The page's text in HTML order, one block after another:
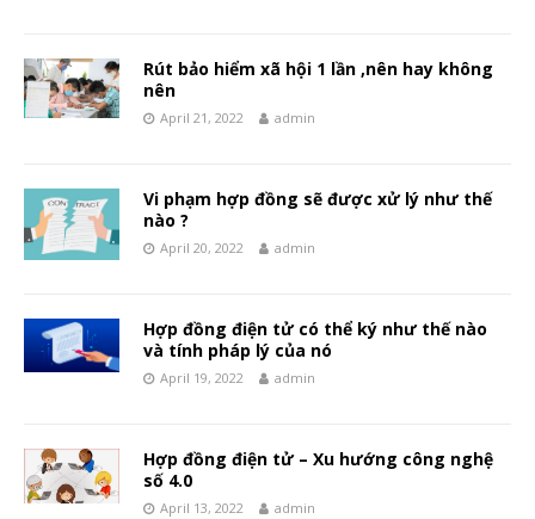
Rút bảo hiểm xã hội 1 lần ,nên hay không
nên
April 21, 2022 admin
Vi phạm hợp đồng sẽ được xử lý như thế
nào ?
April 20, 2022 admin
Hợp đồng điện tử có thể ký như thế nào
và tính pháp lý của nó
April 19, 2022 admin
Hợp đồng điện tử – Xu hướng công nghệ
số 4.0
April 13, 2022 admin